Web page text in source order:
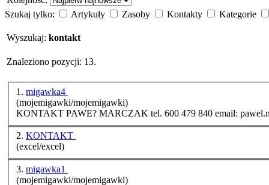
Szukaj tylko:
Artykuły Zasoby Kontakty Kategorie
Wyszukaj: kontakt
Znaleziono pozycji: 13.
1. migawka4
(mojemigawki/mojemigawki)
KONTAKT
PAWE? MARCZAK tel.
2. KONTAKT
(excel/excel)
3. migawka1
(mojemigawki/mojemigawki)